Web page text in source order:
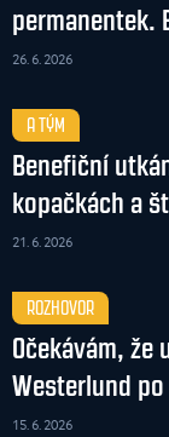
permanentek.
26. 6. 2026
A TÝM
Benefiční
kopačkách a
21. 6. 2026
ROZHOVOR
Očekávám, že
Westerlund
15. 6. 2026